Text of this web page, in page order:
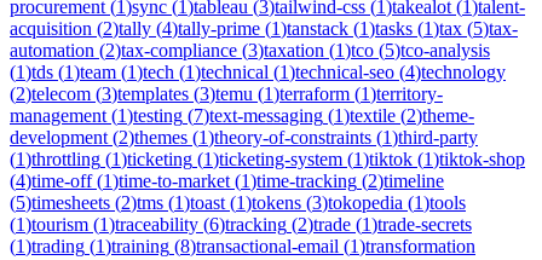
procurement (1)sync (1)tableau (3)tailwind-css (1)takealot (1)talent-
acquisition (2)tally (4)tally-prime (1)tanstack (1)tasks (1)tax (5)tax-
automation (2)tax-compliance (3)taxation (1)tco (5)tco-analysis
(1)tds (1)team (1)tech (1)technical (1)technical-seo (4)technology
(2)telecom (3)templates (3)temu (1)terraform (1)territory-
management (1)testing (7)text-messaging (1)textile (2)theme-
development (2)themes (1)theory-of-constraints (1)third-party
(1)throttling (1)ticketing (1)ticketing-system (1)tiktok (1)tiktok-shop
(4)time-off(1)time-to-market (1)time-tracking (2)timeline
(5)timesheets (2)tms (1)toast (1)tokens (3)tokopedia (1)tools
(1)tourism (1)traceability (6)tracking (2)trade (1)trade-secrets
(1)trading (1)training (8)transactional-email (1)transformation